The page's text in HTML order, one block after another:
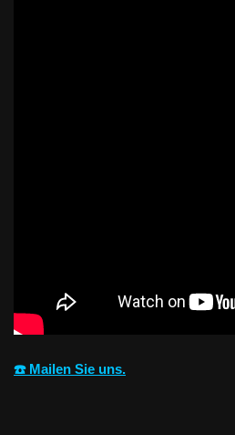
☎️ Mailen Sie uns.